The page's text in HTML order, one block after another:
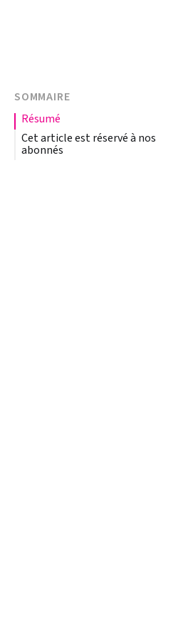
SOMMAIRE
résumé
Cet article est réservé à nos
abonnés